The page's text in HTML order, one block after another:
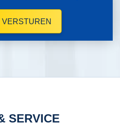
VERSTUREN
SERVICE